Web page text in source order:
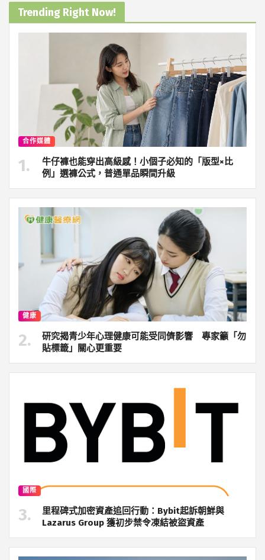
Trending Right Now!
合作媒體
牛仔褲也能穿出高級感！小個子必知的「版型×比
例」選褲公式，普通單品瞬間升級
健康
研究揭青少年心理健康可能受同儕影響 專家籲「勿
貼標籤」關心更重要
國際
里程碑式加密資產追回行動：Bybit起訴朝鮮與
Lazarus Group 獲初步禁令凍結被盜資產